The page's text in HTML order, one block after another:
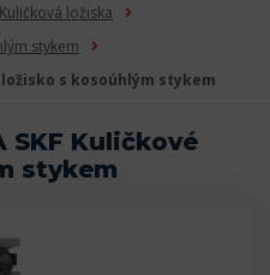
Kuličková ložiska
stykem
ložisko s kosoúhlým stykem
SKF Kuličkové
stykem